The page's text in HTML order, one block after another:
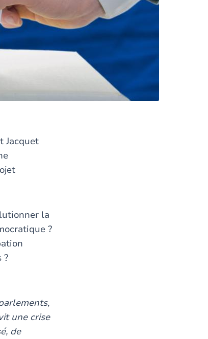
Jacquet
la
?
?
une crise
de